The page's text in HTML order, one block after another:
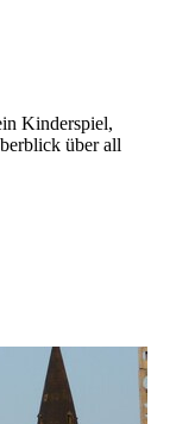
Kinderspiel,
über all